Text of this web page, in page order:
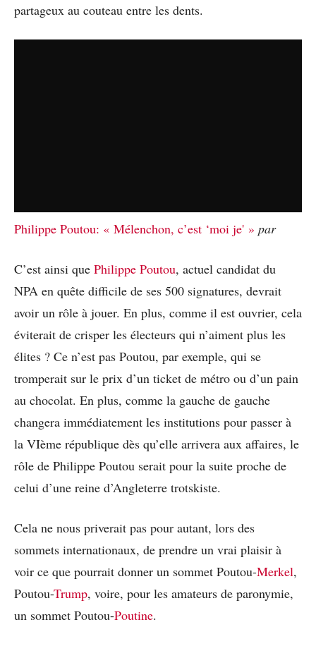
partageux au couteau entre les dents.
Philippe Poutou: « Mélenchon, c’est ‘moi je' » par
C’est ainsi que Philippe Poutou, actuel candidat du
NPA en quête difficile de ses 500 signatures, devrait
avoir un rôle à jouer. En plus, comme il est ouvrier, cela
éviterait de crisper les électeurs qui n’aiment plus les
élites ? Ce n’est pas Poutou, par exemple, qui se
tromperait sur le prix d’un ticket de métro ou d’un pain
au chocolat. En plus, comme la gauche de gauche
changera immédiatement les institutions pour passer à
la VIème république dès qu’elle arrivera aux affaires, le
rôle de Philippe Poutou serait pour la suite proche de
celui d’une reine d’Angleterre trotskiste.
Cela ne nous priverait pas pour autant, lors des
sommets internationaux, de prendre un vrai plaisir à
voir ce que pourrait donner un sommet Poutou-Merkel,
Poutou-Trump, voire, pour les amateurs de paronymie,
un sommet Poutou-Poutine.